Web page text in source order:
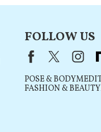
FOLLOW US
FacebookX（旧
POSE & BODY
FASHION & BEAUTY